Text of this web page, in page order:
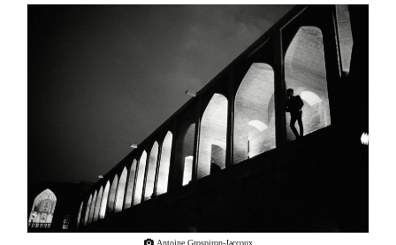
Antoine Grospiron-Jaccoux